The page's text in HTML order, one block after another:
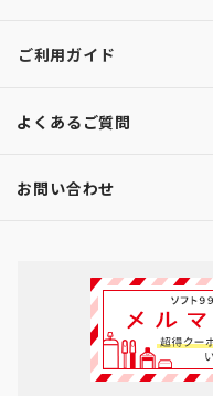
ご利用ガイド
よくあるご質問
お問い合わせ